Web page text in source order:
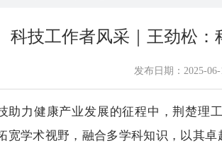
科技工作者风采｜王劲松
发布日期：2025-
助力健康产业发展的征程中，荆楚理
宽学术视野，融合多学科知识，以其